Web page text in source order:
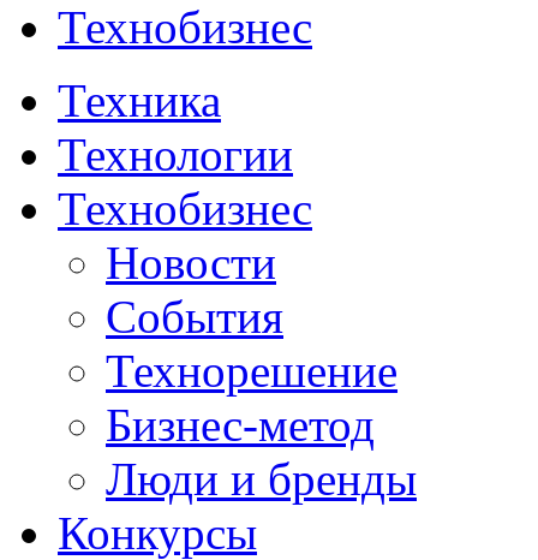
Технобизнес
Техника
Технологии
Технобизнес
Новости
События
Технорешение
Бизнес-метод
Люди и бренды
Конкурсы